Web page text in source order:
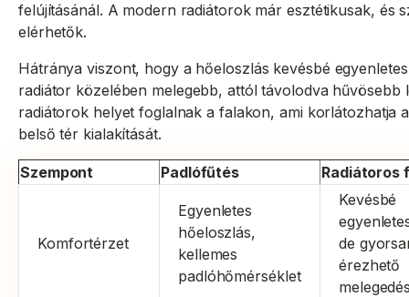
felújításánál. A modern radiátorok már esztétikusak, és
elérhetők.
Hátránya viszont, hogy a hőeloszlás kevésbé
radiátor közelében melegebb, attól távolodva hűvösebb
radiátorok helyet foglalnak a falakon, ami korlátozhatja
belső tér kialakítását.
Szempont Padlófűtés Radiátoros
Komfortérzet
Egyenletes
hőeloszlás,
kellemes
padlóhőmérséklet
Kevésbé
de
érezhető